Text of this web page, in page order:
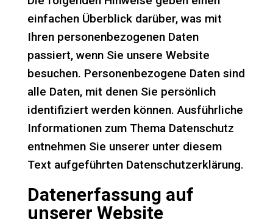
einfachen Überblick darüber, was mit
Ihren personenbezogenen Daten
passiert, wenn Sie unsere Website
besuchen. Personenbezogene Daten sind
alle Daten, mit denen Sie persönlich
identifiziert werden können. Ausführliche
Informationen zum Thema Datenschutz
entnehmen Sie unserer unter diesem
Text aufgeführten Datenschutzerklärung.
Datenerfassung auf
unserer Website